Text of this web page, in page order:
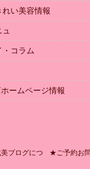
い美容情報
・コラム
ームページ情報
ブログにつ
★ご予約お